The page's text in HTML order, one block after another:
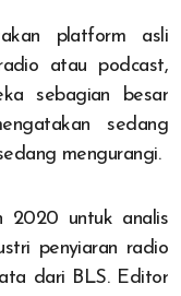
platform asli
atau podcast,
sebagian besar
sedang
mengurangi.
2020 untuk analis
penyiaran radio
dari BLS. Editor